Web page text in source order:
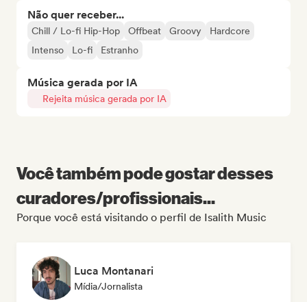
Não quer receber...
Chill / Lo-fi Hip-Hop Offbeat Groovy
Hardcore
Intenso
Lo-fi Estranho
Música gerada por IA
Rejeita música gerada por IA
Você também pode gostar desses
curadores/profissionais...
Porque você está visitando o perfil de Isalith Music
Luca Montanari
Mídia/Jornalista